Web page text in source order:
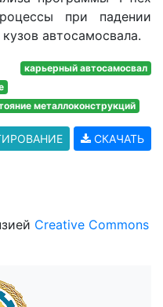
при падении
автосамосвала.
карьерный автосамосвал
металлоконструкций
СКАЧАТЬ
Creative Commons